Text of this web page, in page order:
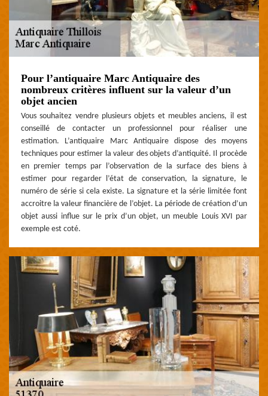
Pour l’antiquaire Marc Antiquaire des
nombreux critères influent sur la valeur d’un
objet ancien
Vous souhaitez vendre plusieurs objets et meubles anciens, il est
conseillé de contacter un professionnel pour réaliser une
estimation. L’antiquaire Marc Antiquaire dispose des moyens
techniques pour estimer la valeur des objets d’antiquité. Il procède
en premier temps par l’observation de la surface des biens à
estimer pour regarder l’état de conservation, la signature, le
numéro de série si cela existe. La signature et la série limitée font
accroitre la valeur financière de l’objet. La période de création d’un
objet aussi influe sur le prix d’un objet, un meuble Louis XVI par
exemple est coté.